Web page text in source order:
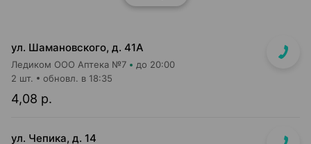
ул. Шамановского, д. 41А
Ледиком ООО Аптека №7 до 20:00
4,08 р.
2 шт. обновл. в 18:35
ул. Чепика, д. 14